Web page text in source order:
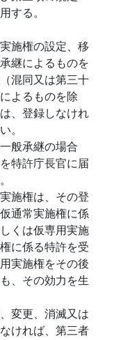
する。
施権の設定、移
継によるものを
混同又は第三十
よるものを除
、登録しなけれ
。
般承継の場合
特許庁長官に届
施権は、その登
通常実施権に係
くは仮専用実施
に係る特許を受
実施権をその後
、その効力を生
変更、消滅又は
ければ、第三者